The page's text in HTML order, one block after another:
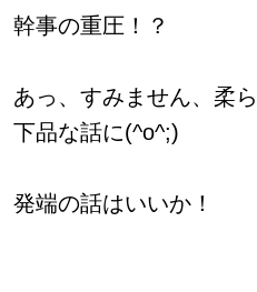
幹事の重圧！？
あっ、すみません、柔
下品な話に(^o^;)
発端の話はいいか！